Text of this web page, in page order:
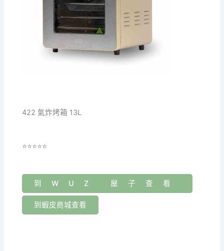
422 氣炸烤箱 13L
⭐⭐⭐⭐⭐
到WUZ 屋子查看
到蝦皮商城查看